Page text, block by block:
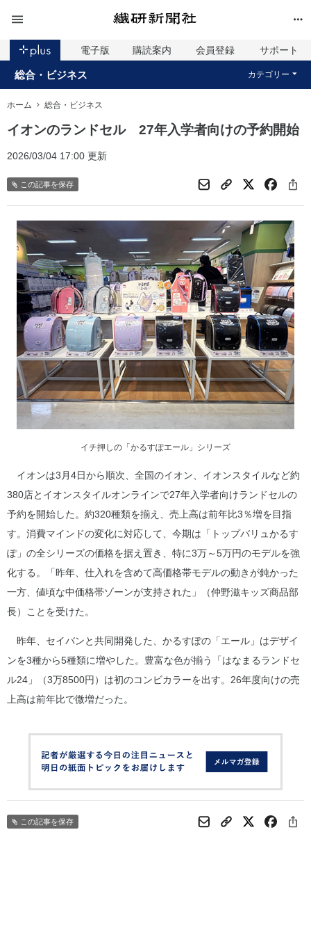
電子版 購読案内 会員登録 サポート
総合・ビジネス カテゴリー
ホーム 総合・ビジネス
イオンのランドセル 27年入学者向けの予約開始
2026/03/04 17:00 更新
この記事を保存
イチ押しの「かるすぽエール」シリーズ
イオンは3月4日から順次、全国のイオン、イオンスタイルなど約
380店とイオンスタイルオンラインで27年入学者向けランドセルの
予約を開始した。約320種類を揃え、売上高は前年比3％増を目指
す。消費マインドの変化に対応して、今期は「トップバリュかるす
ぽ」の全シリーズの価格を据え置き、特に3万～5万円のモデルを強
化する。「昨年、仕入れを含めて高価格帯モデルの動きが鈍かった
一方、値頃な中価格帯ゾーンが支持された」（仲野滋キッズ商品部
長）ことを受けた。
昨年、セイバンと共同開発した、かるすぽの「エール」はデザイ
ンを3種から5種類に増やした。豊富な色が揃う「はなまるランドセ
ル24」（3万8500円）は初のコンビカラーを出す。26年度向けの売
上高は前年比で微増だった。
この記事を保存